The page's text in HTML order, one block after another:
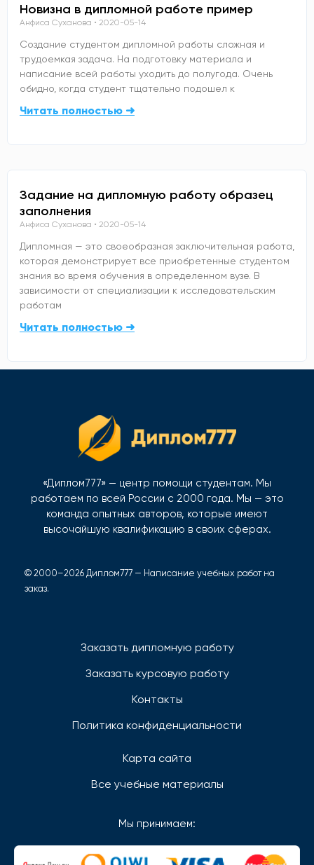
Новизна в дипломной работе пример
Анфиса Суханова 2020-05-14
Создание студентом дипломной работы сложная и
трудоемкая задача. На подготовку материала и
написание всей работы уходить до полугода. Очень
обидно, когда студент тщательно подошел к
Читать полностью ➜
Задание на дипломную работу образец
заполнения
Анфиса Суханова 2020-05-14
Дипломная — это своеобразная заключительная работа,
которая демонстрирует все приобретенные студентом
знания во время обучения в определенном вузе. В
зависимости от специализации к исследовательским
работам
Читать полностью ➜
«Диплом777» — центр помощи студентам. Мы
работаем по всей России с 2000 года. Мы — это
команда опытных авторов, которые имеют
высочайшую квалификацию в своих сферах.
© 2000–2026 Диплом777 — Написание учебных работ на
заказ.
Заказать дипломную работу
Заказать курсовую работу
Контакты
Политика конфиденциальности
Карта сайта
Все учебные материалы
Мы принимаем: